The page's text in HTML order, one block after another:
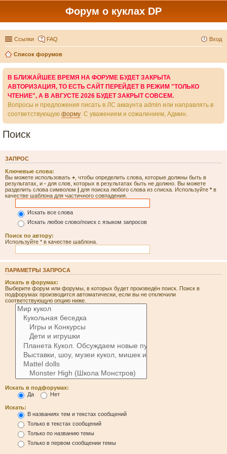
Форум о куклах DP
Ссылки FAQ Вход
Список форумов
В БЛИЖАЙШЕЕ ВРЕМЯ НА ФОРУМЕ БУДЕТ ЗАКРЫТА
АВТОРИЗАЦИЯ, ТО ЕСТЬ САЙТ ПЕРЕЙДЕТ В РЕЖИМ "ТОЛЬКО
ЧТЕНИЕ", А В АВГУСТЕ 2026 БУДЕТ ЗАКРЫТ СОВСЕМ.
Вопросы и предложения писать в ЛС аккаунта admin или направлять в
соответствующую форму. С уважением и сожалением, Админ.
Поиск
ЗАПРОС
Ключевые слова:
Вы можете использовать + , чтобы определить слова, которые должны быть в
результатах, и - для слов, которых в результатах быть не должно. Вы можете
разделить слова символом | для поиска любого слова из списка. Используйте *в
качестве шаблона для частичного совпадения.
Искать все слова
Искать любое слово/поиск с языком запросов
Поиск по автору:
Используйте * в качестве шаблона.
ПАРАМЕТРЫ ЗАПРОСА
Искать в форумах:
Выберите форум или форумы, в которых будет произведён поиск. Поиск в
подфорумах производится автоматически, если вы не отключили
соответствующую опцию ниже.
Искать в подфорумах:
Да
Нет
Искать:
В названиях тем и текстах сообщений
Только в текстах сообщений
Только по названию темы
Только в первом сообщении темы